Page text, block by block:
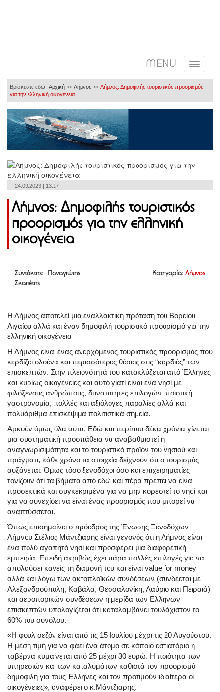
MENU
Βρίσκεστε εδώ: Αρχική >> Λήμνος >> Λήμνος: Δημοφιλής τουριστικός προορισμός
για την ελληνική οικογένεια
24.09.2023 | 13:17
Λήμνος: Δημοφιλής τουριστικός
προορισμός για την ελληνική
οικογένεια
Συντάκτης: Παναγιώτης
Σκαπέτης
Κατηγορία: Λήμνος
Η Λήμνος αποτελεί μια εναλλακτική πρόταση του Βορείου
Αιγαίου αλλά και έναν δημοφιλή τουριστικό προορισμό για την
ελληνική οικογένεια
Η Λήμνος είναι ένας ανερχόμενος τουριστικός προορισμός που
κερδίζει ολοένα και περισσότερες θέσεις στις “καρδιές” των
επισκεπτών. Στην πλειονότητά του κατακλύζεται από Έλληνες
και κυρίως οικογένειες και αυτό γιατί είναι ένα νησί με
φιλόξενους ανθρώπους, δυνατότητες επιλογών, ποιοτική
γαστρονομία, πολλές και αξιόλογες παραλίες αλλά και
πολυάριθμα επισκέψιμα πολιτιστικά σημεία.
Αρκούν όμως όλα αυτά; Εδώ και περίπου δέκα χρόνια γίνεται
μια συστηματική προσπάθεια να αναβαθμιστεί η
αναγνωρισιμότητα και το τουριστικό προϊόν του νησιού και
πράγματι, κάθε χρόνο τα στοιχεία δείχνουν ότι ο τουρισμός
αυξάνεται. Όμως τόσο ξενοδόχοι όσο και επιχειρηματίες
τονίζουν ότι τα βήματα από εδώ και πέρα πρέπει να είναι
προσεκτικά και συγκεκριμένα για να μην κορεστεί το νησί και
για να συνεχίσει να είναι ένας προορισμός που μπορεί να
αναπτύσσεται.
Όπως επισημαίνει ο πρόεδρος της Ένωσης Ξενοδόχων
Λήμνου Στέλιος Μάντζιαρης είναι γεγονός ότι η Λήμνος είναι
ένα πολύ αγαπητό νησί και προσφέρει μια διαφορετική
εμπειρία. Επειδή ακριβώς έχει πάρα πολλές επιλογές για να
απολαύσει κανείς τη διαμονή του και είναι value for money
αλλά και λόγω των ακτοπλοϊκών συνδέσεων (συνδέεται με
Αλεξανδρούπολη, Καβάλα, Θεσσαλονίκη, Λαύριο και Πειραιά)
και αεροπορικών συνδέσεων η μερίδα των Ελλήνων
επισκεπτών υπολογίζεται ότι καταλαμβάνει τουλάχιστον το
60% του συνόλου.
«Η φουλ σεζόν είναι από τις 15 Ιουλίου μέχρι τις 20 Αυγούστου.
Η μέση τιμή για να φάει ένα άτομο σε κάποιο εστιατόριο ή
ταβέρνα κυμαίνεται από 25 μέχρι 30 ευρώ. Η ποιότητα των
υπηρεσιών και των καταλυμάτων καθιστά τον προορισμό
δημοφιλή για τους Έλληνες και τον προτιμούν ιδιαίτερα οι
οικογένειες», αναφέρει ο κ.Μάντζιαρης.